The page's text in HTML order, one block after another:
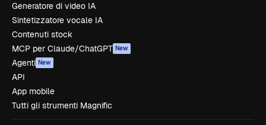
Generatore di video IA
Sintetizzatore vocale IA
Contenuti stock
MCP per Claude/ChatGPT New
Agenti New
API
App mobile
Tutti gli strumenti Magnific